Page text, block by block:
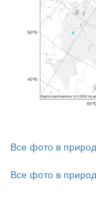
Все фото в
Все фото в